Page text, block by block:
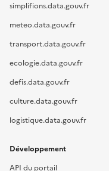
simplifions.data.gouv.fr
meteo.data.gouv.fr
transport.data.gouv.fr
ecologie.data.gouv.fr
defis.data.gouv.fr
culture.data.gouv.fr
logistique.data.gouv.fr
Développement
API du portail